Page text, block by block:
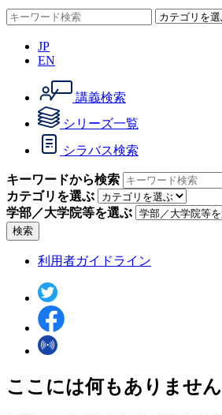
JP
EN
講義検索
シリーズ一覧
シラバス検索
キーワードから検索
カテゴリを選ぶ
学部／大学院等を選ぶ
検索
利用者ガイドライン
ここには何もありません